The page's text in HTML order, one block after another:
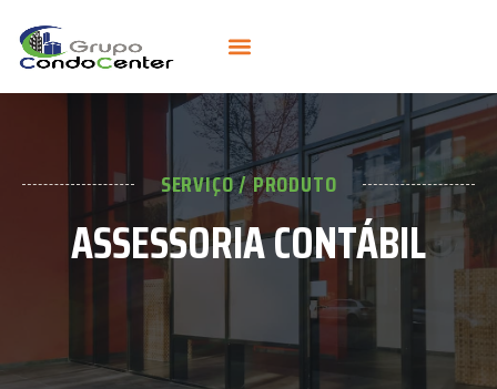
SERVIÇO / PRODUTO
ASSESSORIA CONTÁBIL